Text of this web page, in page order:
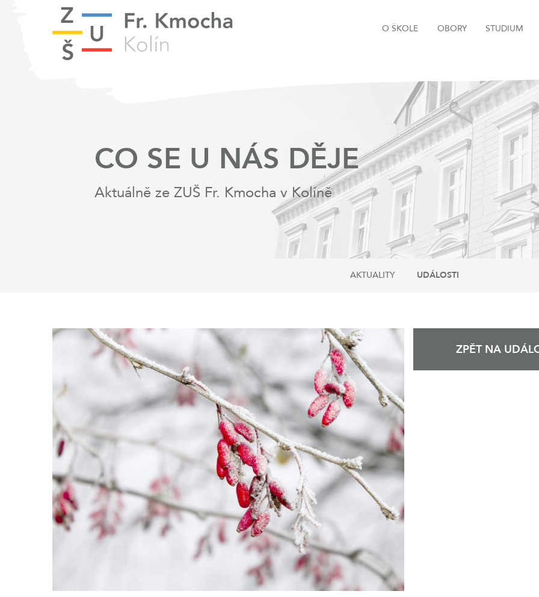
O ŠKOLE OBORY STUDIUM
CO SE U NÁS DĚJE
Aktuálně ze ZUŠ Fr. Kmocha v Kolíně
AKTUALITY UDÁLOSTI
ZPĚT NA